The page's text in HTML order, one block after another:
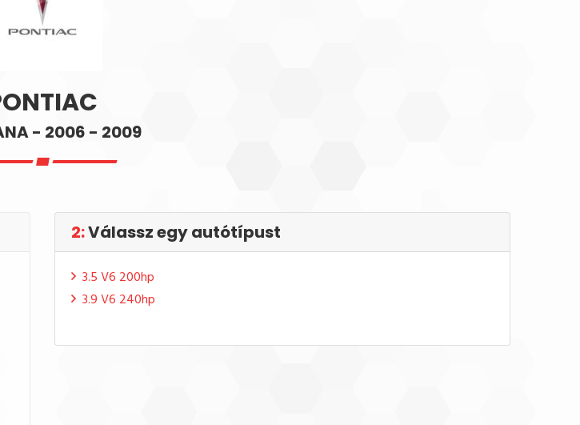
- 2006 - 2009
2:Válassz egy autótípust
3.5 V6 200hp
3.9 V6 240hp